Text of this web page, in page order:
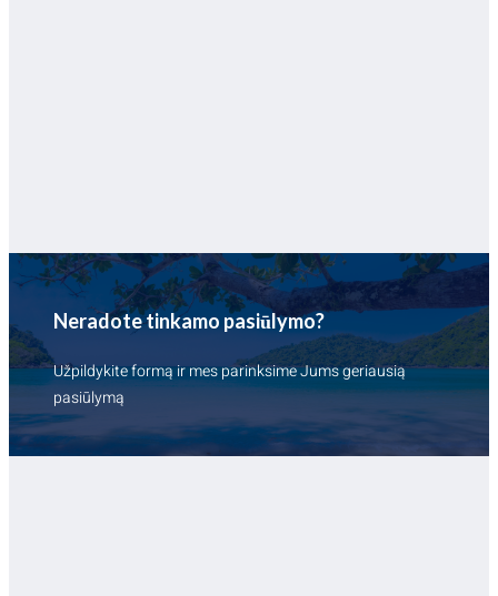
Neradote tinkamo pasiūlymo?
Užpildykite formą ir mes parinksime Jums geriausią
pasiūlymą